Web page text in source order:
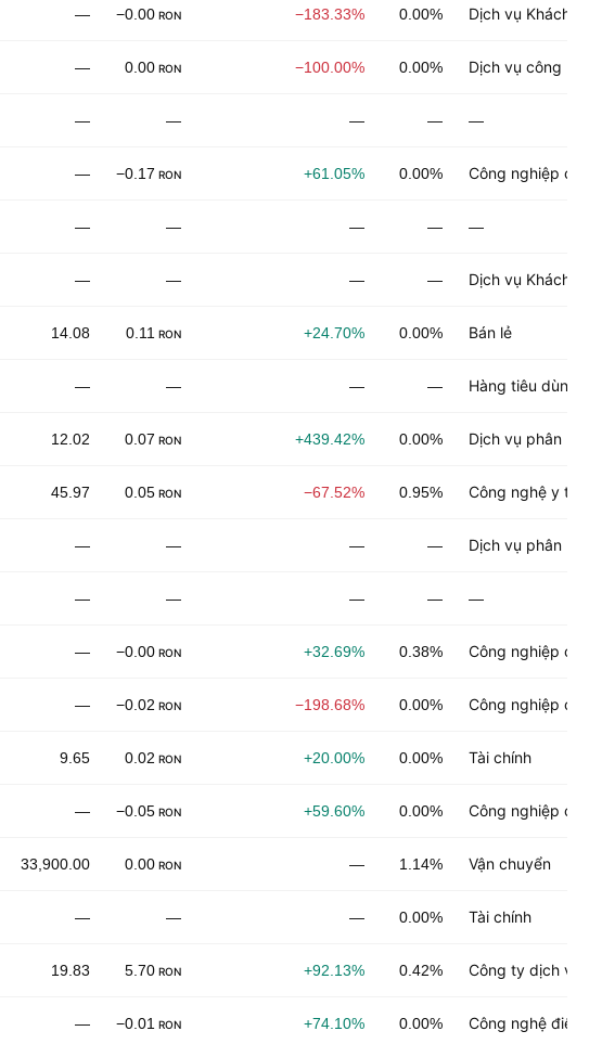
— −0.00 RON −183.33% 0.00% Dịch vụ Khách
— 0.00 RON −100.00% 0.00% Dịch vụ công nghệ
— — — — —
— −0.17 RON +61.05% 0.00% Công nghiệp chế
— — — — —
— — — — Dịch vụ Khách
14.08 0.11 RON +24.70% 0.00% Bán lẻ
— — — — Hàng tiêu dùng
12.02 0.07 RON +439.42% 0.00% Dịch vụ phân phối
45.97 0.05 RON −67.52% 0.95% Công nghệ y tế
— — — — Dịch vụ phân phối
— — — — —
— −0.00 RON +32.69% 0.38% Công nghiệp chế
— −0.02 RON −198.68% 0.00% Công nghiệp chế
9.65 0.02 RON +20.00% 0.00% Tài chính
— −0.05 RON +59.60% 0.00% Công nghiệp chế
33,900.00 0.00 RON — 1.14% Vận chuyển
— — — 0.00% Tài chính
19.83 5.70 RON +92.13% 0.42% Công ty dịch vụ
— −0.01 RON +74.10% 0.00% Công nghệ điện tử